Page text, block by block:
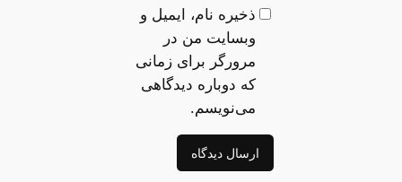
ذخیره نام، ایمیل و
وبسایت من در
مرورگر برای زمانی
که دوباره دیدگاهی
می‌نویسم.